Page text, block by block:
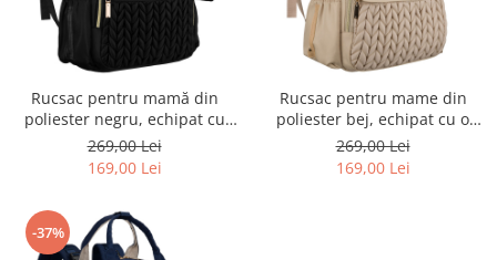
Rucsac pentru mamă din
poliester negru, echipat cu
saltea de înfășat - Peterson
269,00 Lei
169,00 Lei
Rucsac pentru mame din
poliester bej, echipat cu o
saltea de înfășat și un
accesoriu pentru cărucior -
Peterson
269,00 Lei
169,00 Lei
-37%